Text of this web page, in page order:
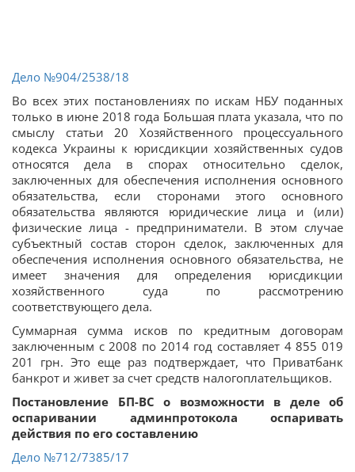
Дело №904/2538/18
Во всех этих постановлениях по искам НБУ поданных
только в июне 2018 года Большая плата указала, что по
смыслу статьи 20 Хозяйственного процессуального
кодекса Украины к юрисдикции хозяйственных судов
относятся дела в спорах относительно сделок,
заключенных для обеспечения исполнения основного
обязательства, если сторонами этого основного
обязательства являются юридические лица и (или)
физические лица - предприниматели. В этом случае
субъектный состав сторон сделок, заключенных для
обеспечения исполнения основного обязательства, не
имеет значения для определения юрисдикции
хозяйственного суда по рассмотрению
соответствующего дела.
Суммарная сумма исков по кредитным договорам
заключенным с 2008 по 2014 год составляет 4 855 019
201 грн. Это еще раз подтверждает, что Приватбанк
банкрот и живет за счет средств налогоплательщиков.
Постановление БП-ВС о возможности в деле об
оспаривании админпротокола оспаривать
действия по его составлению
Дело №712/7385/17